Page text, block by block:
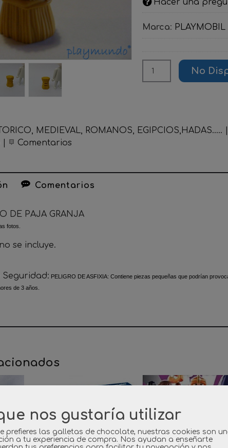
Marca: PLAYMOBIL
No
MEDIEVAL, ROMANOS, EGIPCIOS,HADAS.....
Comentarios
Comentarios
DE PAJA GRANJA
fotos.
se incluye.
Seguridad: PELIGRO DE ASFIXIA: Contiene piezas pequeñas que podrían
de 3 años.
nos gustaría utilizar
prefieres las galletas de chocolate, nuestras cookies son
a tu experiencia de compra. Nos ayudan a enseñarte